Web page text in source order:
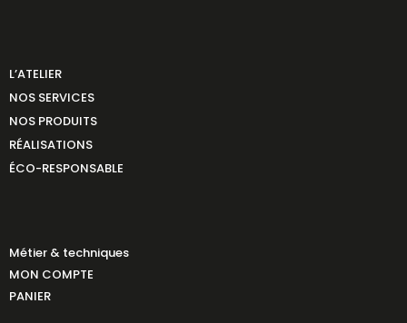
L’ATELIER
NOS SERVICES
NOS PRODUITS
RÉALISATIONS
ÉCO-RESPONSABLE
Métier & techniques
MON COMPTE
PANIER